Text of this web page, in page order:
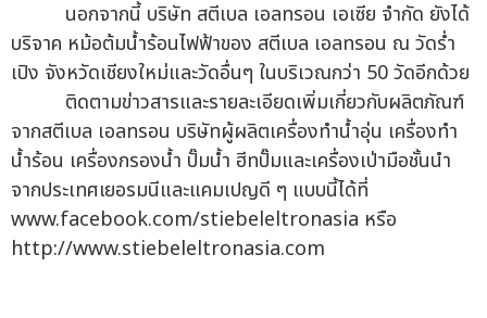
นอกจากนี้ บริษัท สตีเบล เอลทรอน เอเซีย จำกัด ยังได้
บริจาค หม้อต้มน้ำร้อนไฟฟ้าของ สตีเบล เอลทรอน ณ วัดร่ำ
เปิง จังหวัดเชียงใหม่และวัดอื่นๆ ในบริเวณกว่า 50 วัดอีกด้วย
ติดตามข่าวสารและรายละเอียดเพิ่มเกี่ยวกับผลิตภัณฑ์
จากสตีเบล เอลทรอน บริษัทผู้ผลิตเครื่องทำน้ำอุ่น เครื่องทำ
น้ำร้อน เครื่องกรองน้ำ ปั๊มน้ำ ฮีทปั๊มและเครื่องเป่ามือชั้นนำ
จากประเทศเยอรมนีและแคมเปญดี ๆ แบบนี้ได้ที่
www.facebook.com/stiebeleltronasia หรือ
http://www.stiebeleltronasia.com